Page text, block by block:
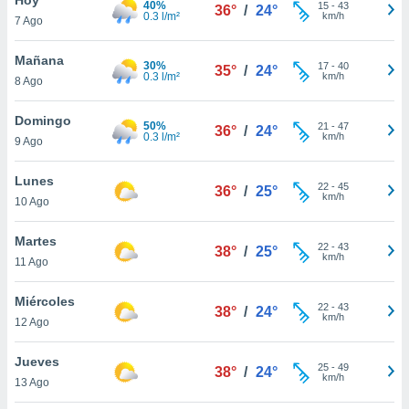
en
más
nuestra
de
cookies
aceptar
7 Ago
40%
0.3 l/m²
36° / 24° 15- 43
km/h
Mañana
8 Ago
30%
0.3 l/m²
35° / 24° 17- 40
km/h
Domingo
9 Ago
50%
0.3 l/m²
36° / 24° 21 - 47
km/h
Lunes
10 Ago
36° / 25° 22- 45
km/h
Martes
11 Ago
38° / 25° 22- 43
km/h
Miércoles
12 Ago
38° / 24° 22- 43
km/h
Jueves
13 Ago
38° / 24° 25- 49
km/h